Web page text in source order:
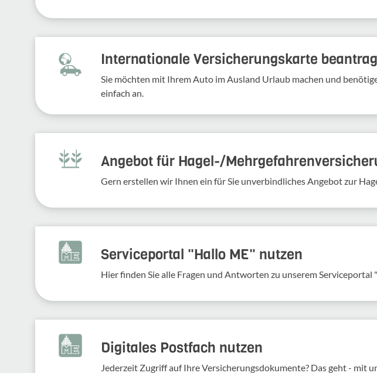
Inter­na­tio­nale Versi­che­rungs­karte
Sie möchten mit Ihrem Auto im Ausland Urlaub machen und
einfach an.
Angebot für Hagel-­/
Gern erstellen wir Ihnen ein für Sie unverbindliches Angebot zur
Serviceportal "Hallo ME" nutzen
Hier finden Sie alle Fragen und Antworten zu unserem Serviceportal
Digitales Postfach nutzen
Jederzeit Zugriff auf Ihre Versicherungsdokumente? Das geht - mit